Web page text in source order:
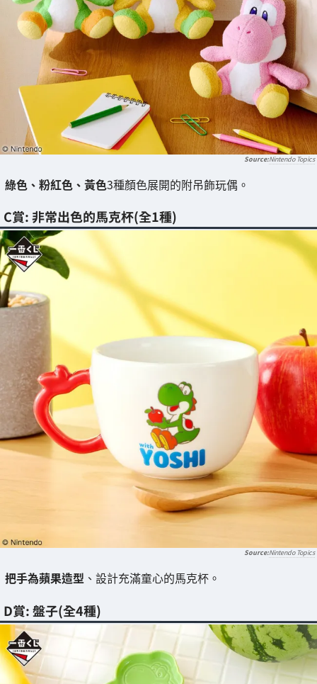
Nintendo Topics
綠色、粉紅色、黃色3種顏色展開的附吊飾玩偶。
C賞: 非常出色的馬克杯(全1種)
Nintendo Topics
把手為蘋果造型 、設計充滿童心的馬克杯。
D賞: 盤子(全4種)